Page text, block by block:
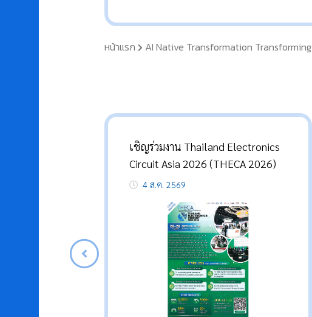
หน้าแรก AI Native Transformation
เชิญร่วมงาน Thailand Electronics
Circuit Asia 2026 (THECA 2026)
4 ส.ค. 2569